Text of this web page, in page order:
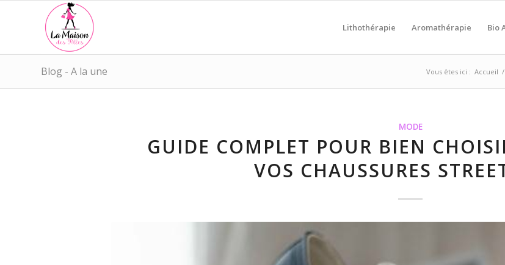
Lithothérapie Aromathérapie Bio
Blog - A la une Vous êtes ici : Accueil /
MODE
GUIDE COMPLET POUR BIEN
VOS CHAUSSURES